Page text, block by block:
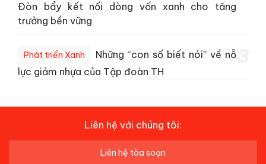
Đòn bẩy kết nối dòng vốn xanh cho tăng
trưởng bền vững
Phát triển Xanh
Những “con số biết nói” về nỗ
lực giảm nhựa của Tập đoàn TH
Liên hệ với chúng tôi:
Liên hệ tòa soạn